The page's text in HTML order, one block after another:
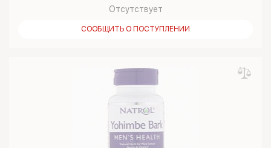
Отсутствует
СООБЩИТЬ О ПОСТУПЛЕНИИ